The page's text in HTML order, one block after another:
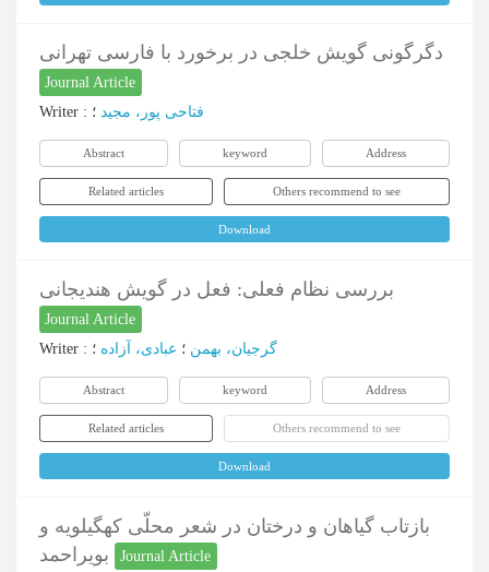
دگرگونی گویش خلجی در برخورد با فارسی تهرانی
Journal Article
Writer : فتاحی پور، مجید ؛
Abstract keyword Address
Related articles Others recommend to see
Download
بررسی نظام فعلی: فعل در گویش هندیجانی
Journal Article
Writer : گرجیان، بهمن ؛ عبادی، آزاده ؛
Abstract keyword Address
Related articles Others recommend to see
Download
بازتاب گیاهان و درختان در شعر محلّی کهگیلویه و
Journal Article